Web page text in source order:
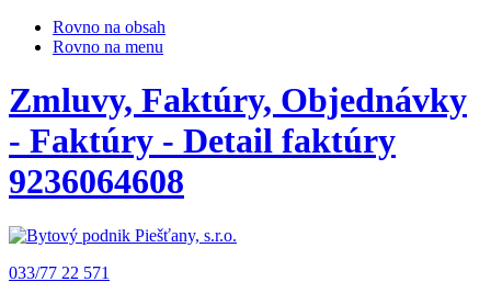
Rovno na obsah
Rovno na menu
Zmluvy, Faktúry, Objednávky
- Faktúry - Detail faktúry
9236064608
033/77 22 571